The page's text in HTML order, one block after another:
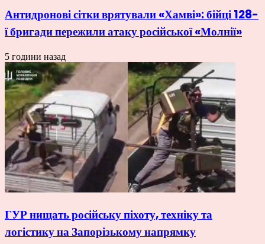
Антидронові сітки врятували «Хамві»: бійці 128-
ї бригади пережили атаку російської «Молнії»
5 години назад
ГУР нищать російську піхоту, техніку та
логістику на Запорізькому напрямку